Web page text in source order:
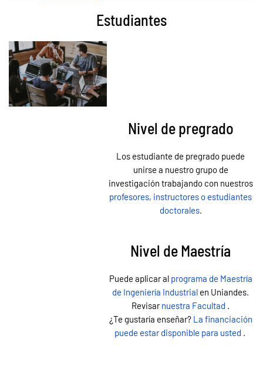
Estudiantes
Nivel de pregrado
Los estudiante de pregrado puede
unirse a nuestro grupo de
investigación trabajando con nuestros
profesores, instructores o estudiantes
doctorales.
Nivel de Maestría
Puede aplicar al programa de Maestría
de Ingeniería Industrial en Uniandes.
Revisarnuestra Facultad .
¿Te gustaría enseñar? La financiación
puede estar disponible para usted .